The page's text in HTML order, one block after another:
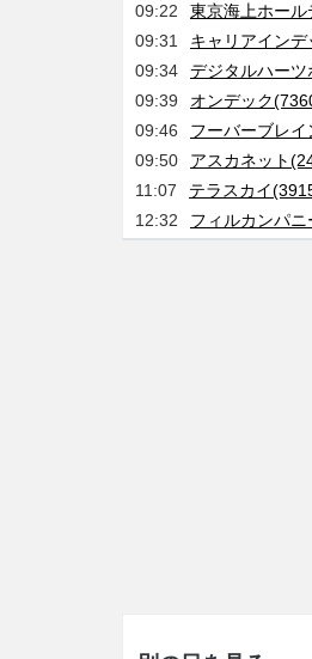
09:22
東京海上ホー
09:31
キャリアイン
09:34
デジタルハー
09:39
オンデック
09:46
フーバーブレ
09:50
アスカネット
11:07
テラスカイ
12:32
フィルカンパ